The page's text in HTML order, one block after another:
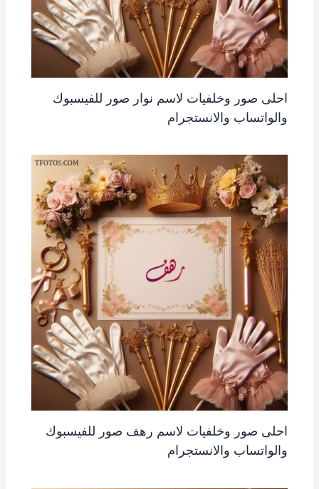
احلى صور وخلفيات لاسم نوار صور للفيسبوك
والواتساب والانستجرام
احلى صور وخلفيات لاسم رهف صور للفيسبوك
والواتساب والانستجرام